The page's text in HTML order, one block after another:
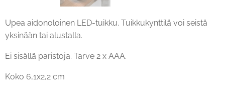
Upea aidonoloinen LED-tuikku. Tuikkukynttilä voi seistä
yksinään tai alustalla.
Ei sisällä paristoja. Tarve 2 x AAA.
Koko 6,1x2,2 cm